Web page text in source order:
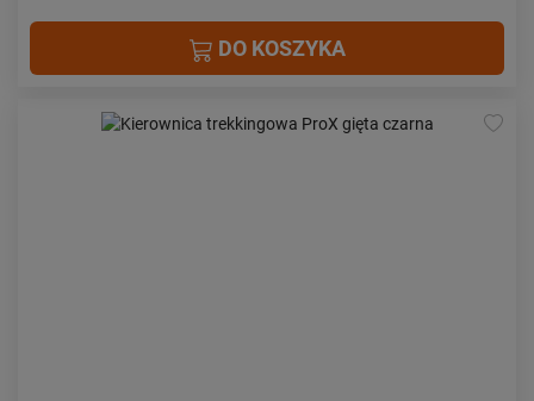
DO KOSZYKA